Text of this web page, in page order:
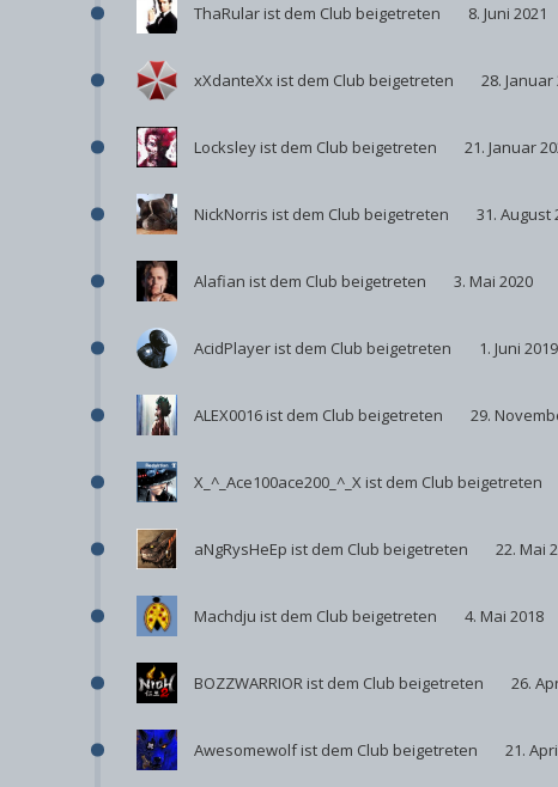
ThaRularist dem Club beigetreten 8. Juni 2021
xXdanteXxist dem Club beigetreten 28. Januar
Locksleyist dem Club beigetreten 21. Januar
NickNorris ist dem Club beigetreten 31. August
Alafian ist dem Club beigetreten 3. Mai 2020
AcidPlayerist dem Club beigetreten 1. Juni 2019
ALEX0016ist dem Club beigetreten 29.
X_^_Ace100ace200_^_Xist dem Club beigetreten
aNgRysHeEp ist dem Club beigetreten 22. Mai
Machdju ist dem Club beigetreten 4. Mai 2018
BOZZWARRIORist dem Club beigetreten 26.
Awesomewolfist dem Club beigetreten 21.